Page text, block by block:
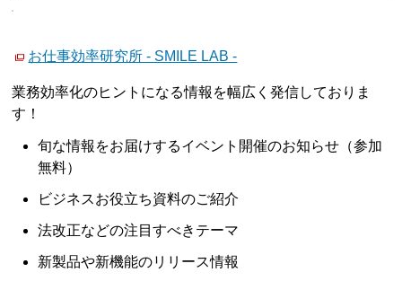
お仕事効率研究所 - SMILE LAB -
業務効率化のヒントになる情報を幅広く発信しておりま
す！
旬な情報をお届けするイベント開催のお知らせ（参加
無料）
ビジネスお役立ち資料のご紹介
法改正などの注目すべきテーマ
新製品や新機能のリリース情報